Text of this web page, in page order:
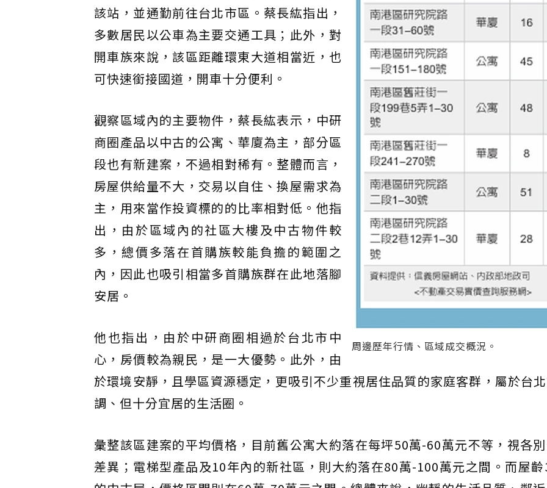
周邊歷年行情、區域成交概況。
該站，並通勤前往台北市區。蔡長紘指出，
多數居民以公車為主要交通工具；此外，對
開車族來說，該區距離環東大道相當近，也
可快速銜接國道，開車十分便利。
觀察區域內的主要物件，蔡長紘表示，中研
商圈產品以中古的公寓、華廈為主，部分區
段也有新建案，不過相對稀有。整體而言，
房屋供給量不大，交易以自住、換屋需求為
主，用來當作投資標的的比率相對低。他指
出，由於區域內的社區大樓及中古物件較
多，總價多落在首購族較能負擔的範圍之
內，因此也吸引相當多首購族群在此地落腳
安居。
他也指出，由於中研商圈相過於台北市中
心，房價較為親民，是一大優勢。此外，由
於環境安靜，且學區資源穩定，更吸引不少重視居住品質的家庭客群，屬於台
調、但十分宜居的生活圈。
彙整該區建案的平均價格，目前舊公寓大約落在每坪50萬-60萬元不等，視各
差異；電梯型產品及10年內的新社區，則大約落在80萬-100萬元之間。而屋